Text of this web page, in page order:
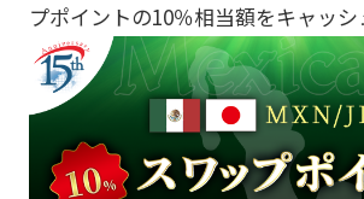
プポイントの10％相当額をキャッシ